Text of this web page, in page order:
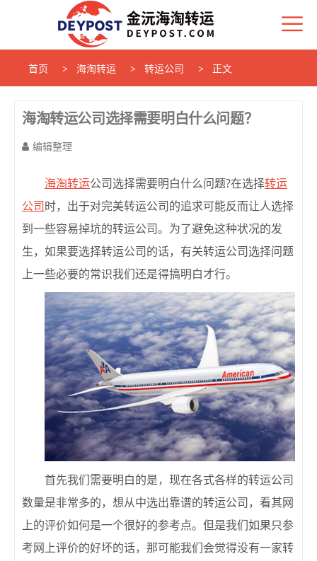
首页 海淘转运 转运公司 正文
海淘转运公司选择需要明白什么问题？
编辑整理
海淘转运公司选择需要明白什么问题?在选择转运
公司时，出于对完美转运公司的追求可能反而让人选择
到一些容易掉坑的转运公司。为了避免这种状况的发
生，如果要选择转运公司的话，有关转运公司选择问题
上一些必要的常识我们还是得搞明白才行。
首先我们需要明白的是，现在各式各样的转运公司
数量是非常多的，想从中选出靠谱的转运公司，看其网
上的评价如何是一个很好的参考点。但是我们如果只参
考网上评价的好坏的话，那可能我们会觉得没有一家转